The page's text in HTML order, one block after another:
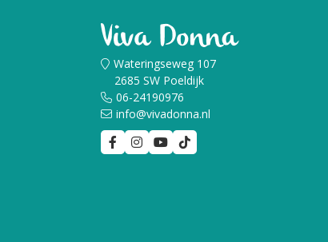
Wateringseweg 107
2685 SW Poeldijk
06-24190976
info@vivadonna.nl